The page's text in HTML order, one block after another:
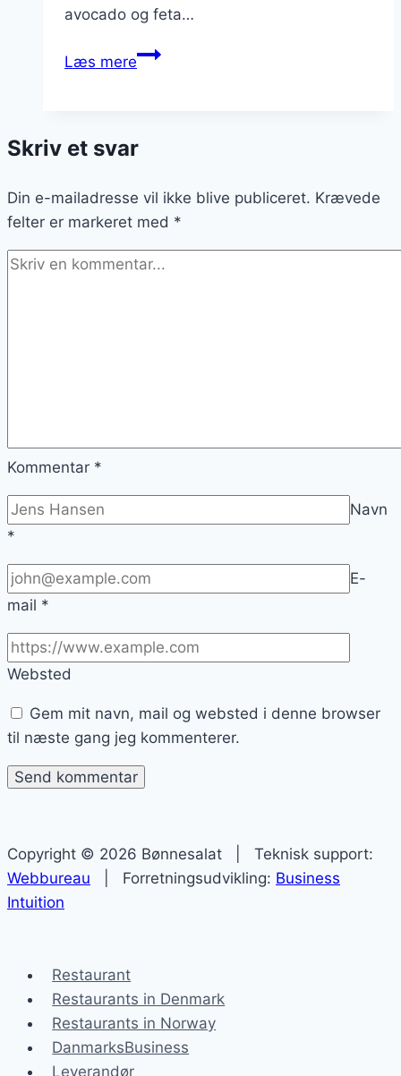
avocado og feta…
Læs mereBønnesalat
feta
Skriv et svar
Din e-mailadresse vil ikke blive publiceret. Krævede
felter er markeret med *
Kommentar *
Navn
*
E-
mail *
Websted
Gem mit navn, mail og websted i denne browser
til næste gang jeg kommenterer.
Copyright © 2026 Bønnesalat | Teknisk support:
Webbureau | Forretningsudvikling: Business
Intuition
Restaurant
Restaurants in Denmark
Restaurants in Norway
DanmarksBusiness
Leverandør